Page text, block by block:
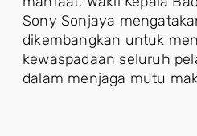
Sony Sonjaya
dikembangkan untuk
kewaspadaan seluruh
dalam menjaga mutu